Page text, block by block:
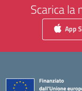
Scarica la
App